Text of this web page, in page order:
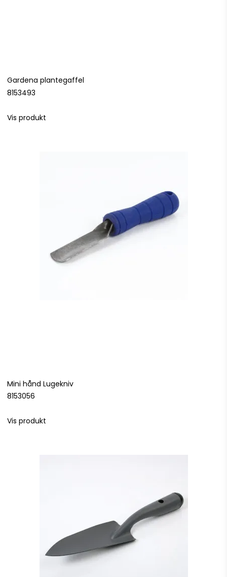
Gardena plantegaffel
8153493
Vis produkt
Mini hånd Lugekniv
8153056
Vis produkt